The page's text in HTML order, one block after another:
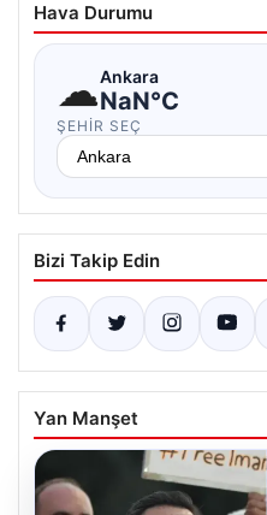
Hava Durumu
☁Ankara
NaN°C
ŞEHIR SEÇ
Bizi Takip Edin
Yan Manşet